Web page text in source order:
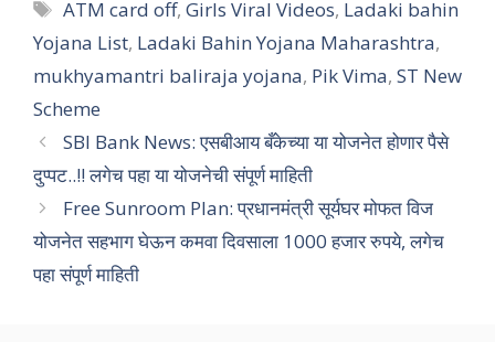
Tags
ATM card off,Girls Viral Videos, Ladaki bahin
Yojana List, Ladaki Bahin Yojana Maharashtra,
mukhyamantri baliraja yojana, Pik Vima, ST New
Scheme
SBI Bank News: एसबीआय बँकेच्या या योजनेत होणार पैसे
दुप्पट..!! लगेच पहा या योजनेची संपूर्ण माहिती
Free Sunroom Plan: प्रधानमंत्री सूर्यघर मोफत विज
योजनेत सहभाग घेऊन कमवा दिवसाला 1000 हजार रुपये, लगेच
पहा संपूर्ण माहिती